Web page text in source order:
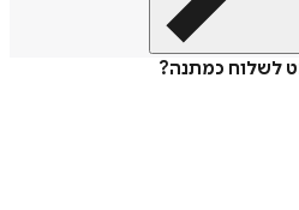
לשלוח כמתנה?